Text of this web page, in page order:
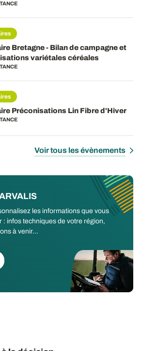
Bretagne - Bilan de campagne et
variétales céréales
Préconisations Lin Fibre d'Hiver
Voir tous les évènements
les informations que vous
: infos techniques de votre région,
à venir...